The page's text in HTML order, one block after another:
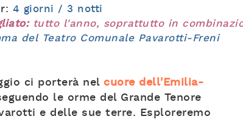
4 giorni / 3 notti
tutto l'anno, soprattutto in
del Teatro Comunale Pavarotti-Freni
ci porterà nel cuore dell'Emilia-
le orme del Grande Tenore
e delle sue terre. Esploreremo